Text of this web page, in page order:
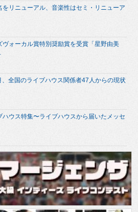
をリニューアル、音楽性はセミ・リニューア
ヴォーカル賞特別奨励賞を受賞「星野由美
全国のライブハウス関係者47人からの現状
ハウス特集〜ライブハウスから届いたメッセ